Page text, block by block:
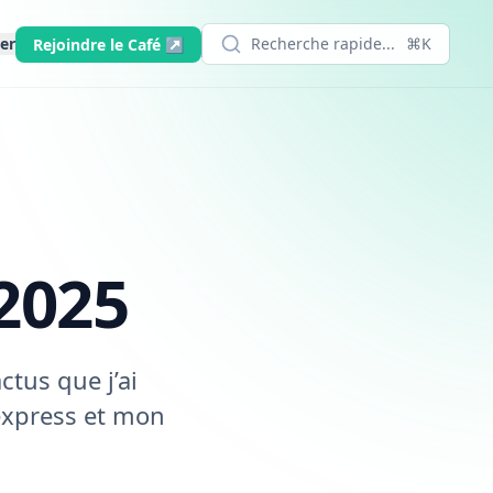
Rejoindre le Café ↗ Recherche rapide... ⌘K
que j’ai
et mon